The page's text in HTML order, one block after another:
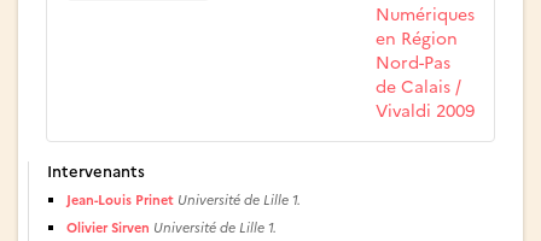
Numériques
en Région
Nord-Pas
de Calais /
Vivaldi 2009
Intervenants
Jean-Louis Prinet Université de Lille 1.
Olivier Sirven Université de Lille 1.